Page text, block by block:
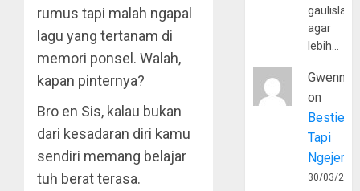
rumus tapi malah ngapal
lagu yang tertanam di
memori ponsel. Walah,
kapan pinternya?
Bro en Sis, kalau bukan
dari kesadaran diri kamu
sendiri memang belajar
tuh berat terasa.
agar
lebih…
Gwenny
on
Bestie
Tapi
30/03/